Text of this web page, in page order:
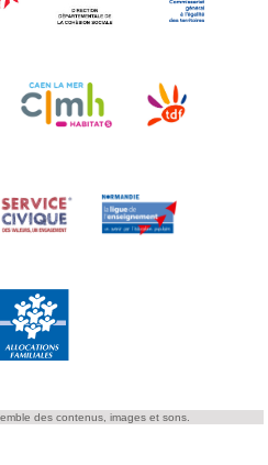
des contenus, images et sons.